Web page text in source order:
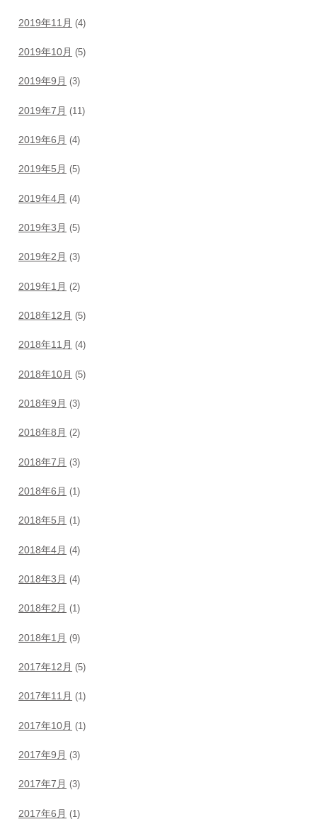
2019年11月 (4)
2019年10月 (5)
2019年9月 (3)
2019年7月 (11)
2019年6月 (4)
2019年5月 (5)
2019年4月 (4)
2019年3月 (5)
2019年2月 (3)
2019年1月 (2)
2018年12月 (5)
2018年11月 (4)
2018年10月 (5)
2018年9月 (3)
2018年8月 (2)
2018年7月 (3)
2018年6月 (1)
2018年5月 (1)
2018年4月 (4)
2018年3月 (4)
2018年2月 (1)
2018年1月 (9)
2017年12月 (5)
2017年11月 (1)
2017年10月 (1)
2017年9月 (3)
2017年7月 (3)
2017年6月 (1)